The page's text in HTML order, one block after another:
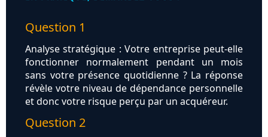
Question 1
Analyse stratégique : Votre entreprise peut-elle
fonctionner normalement pendant un mois
sans votre présence quotidienne ? La réponse
révèle votre niveau de dépendance personnelle
et donc votre risque perçu par un acquéreur.
Question 2